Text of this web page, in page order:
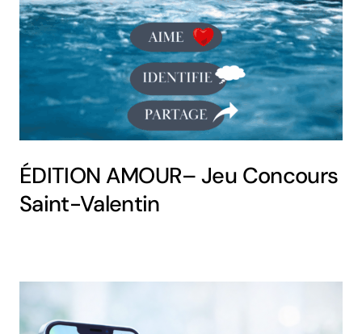
ÉDITION AMOUR– Jeu Concours
Saint-Valentin